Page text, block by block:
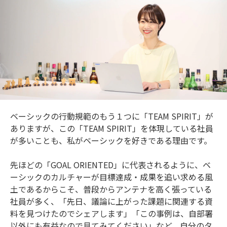
ベーシックの行動規範のもう１つに「TEAM SPIRIT」が
ありますが、この「TEAM SPIRIT」を体現している社員
が多いことも、私がベーシックを好きである理由です。
先ほどの「GOAL ORIENTED」に代表されるように、ベ
ーシックのカルチャーが目標達成・成果を追い求める風
土であるからこそ、普段からアンテナを高く張っている
社員が多く、「先日、議論に上がった課題に関連する資
料を見つけたのでシェアします」「この事例は、自部署